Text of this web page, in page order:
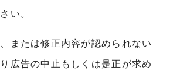
い。
または修正内容が認められない
広告の中止もしくは是正が求め